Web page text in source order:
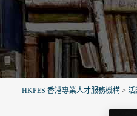
HKPES 香港專業人才服務機構 > 活